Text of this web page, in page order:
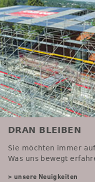
DRAN BLEIBEN
Sie möchten immer
Was uns bewegt
> unsere Neuigkeiten